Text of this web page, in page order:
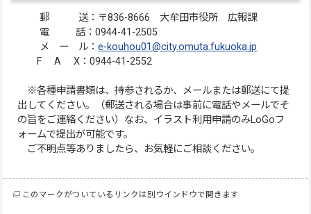
郵 送：〒836-8666 大牟田市役所 広報課
電 話：0944-41-2505
メ ー ル：e-kouhou01@city.omuta.fukuoka.jp
F A X：0944-41-2552
※各種申請書類は、持参されるか、メールまたは郵送にて提
出してください。（郵送される場合は事前に電話やメールでそ
の旨をご連絡ください）なお、イラスト利用申請のみLoGoフ
ォームで提出が可能です。
ご不明点等ありましたら、お気軽にご相談ください。
このマークがついているリンクは別ウインドウで開きます